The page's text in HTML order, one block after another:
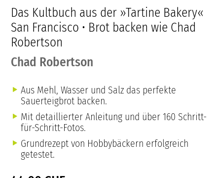
Das Kultbuch aus der »Tartine Bakery«
San Francisco • Brot backen wie Chad
Robertson
Chad Robertson
Aus Mehl, Wasser und Salz das perfekte
Sauerteigbrot backen.
Mit detaillierter Anleitung und über 160 Schritt-
für-Schritt-Fotos.
Grundrezept von Hobbybäckern erfolgreich
getestet.